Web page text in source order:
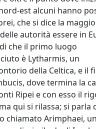
est alcuni hanno
che si dice la
autorità essere in
che il primo luogo
è Lytharmis, un
della Celtica, e il
dove termina la
Ripei e con esso il
qui si rilassa; si parla
chiamato Arimphaei,